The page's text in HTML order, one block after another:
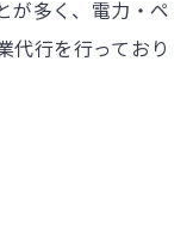
が多く、電力・ペ
代行を行っており